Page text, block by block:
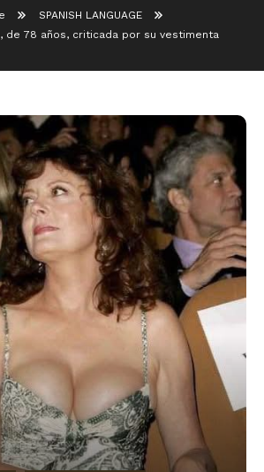
SPANISH LANGUAGE
de 78 años, criticada por su vestimenta